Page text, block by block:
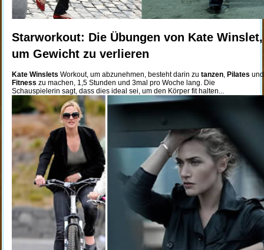
Starworkout: Die Übungen von Kate Winslet,
um Gewicht zu verlieren
Kate Winslets Workout, um abzunehmen, besteht darin zu tanzen, Pilates und
Fitness zu machen, 1,5 Stunden und 3mal pro Woche lang. Die
Schauspielerin sagt, dass dies ideal sei, um den Körper fit halten...